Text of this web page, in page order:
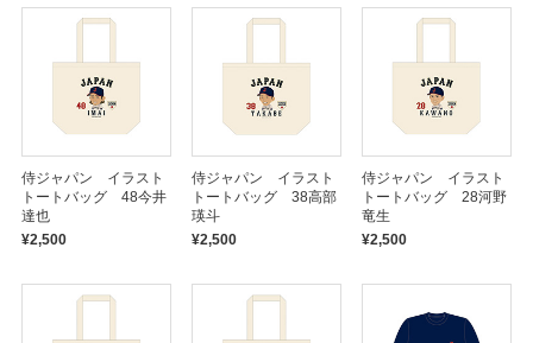
侍ジャパン イラスト
トートバッグ 48今井
達也
¥2,500
侍ジャパン イラスト
トートバッグ 38高部
瑛斗
¥2,500
侍ジャパン イラスト
トートバッグ 28河野
竜生
¥2,500